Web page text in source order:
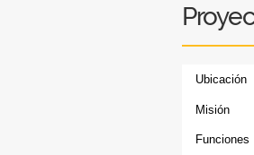
Ubicación
Misión
Funciones